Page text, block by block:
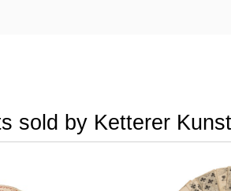
sold by Ketterer Kunst